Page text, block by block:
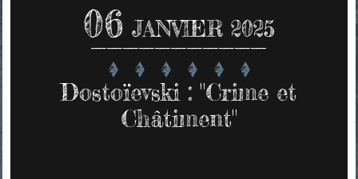
06 JANVIER 2025
Dostoïevski : "Crime et
Châtiment"